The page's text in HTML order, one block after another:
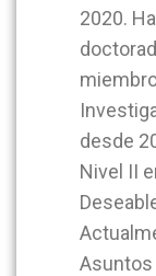
2020.
desde
Nivel II
Asuntos